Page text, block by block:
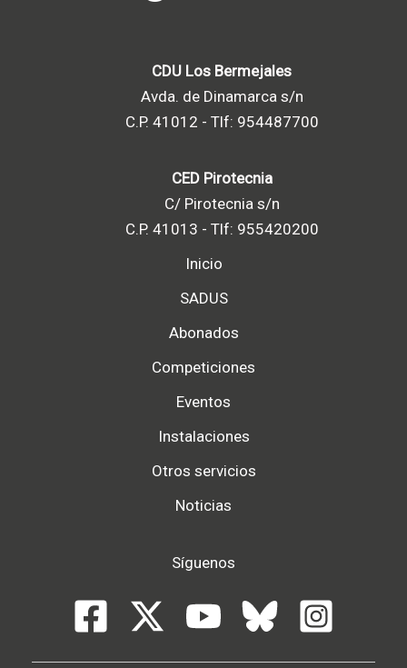
CDU Los Bermejales
Avda. de Dinamarca s/n
C.P. 41012 - Tlf: 954487700
CED Pirotecnia
C/ Pirotecnia s/n
C.P. 41013 - Tlf: 955420200
Inicio
SADUS
Abonados
Competiciones
Eventos
Instalaciones
Otros servicios
Noticias
Síguenos